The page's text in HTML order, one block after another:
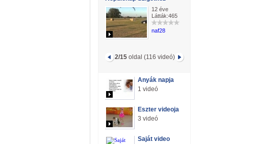
12 éve
Látták:465
naf28
2/15 oldal (116 videó)
Anyák napja
1 videó
Eszter videoja
3 videó
Saját video